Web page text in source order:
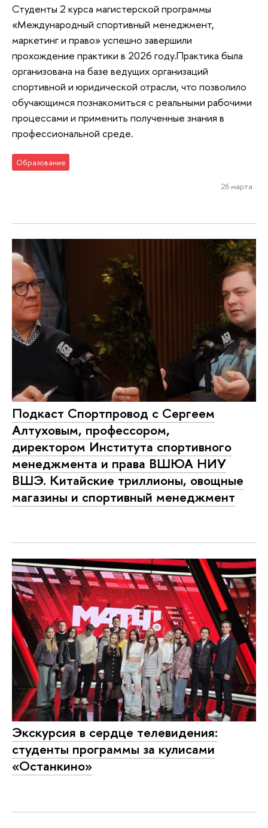
Студенты 2 курса магистерской программы
«Международный спортивный менеджмент,
маркетинг и право» успешно завершили
прохождение практики в 2026 году.Практика была
организована на базе ведущих организаций
спортивной и юридической отрасли, что позволило
обучающимся познакомиться с реальными рабочими
процессами и применить полученные знания в
профессиональной среде.
Образование
26 марта
Подкаст Спортпровод с Сергеем
Алтуховым, профессором,
директором Института спортивного
менеджмента и права ВШЮА НИУ
ВШЭ. Китайские триллионы, овощные
магазины и спортивный менеджмент
Экскурсия в сердце телевидения:
студенты программы за кулисами
«Останкино»